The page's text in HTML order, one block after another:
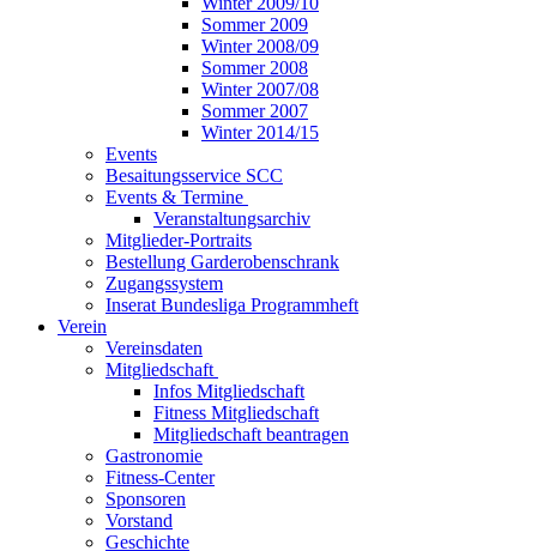
Sommer 2009
Winter 2008/09
Sommer 2008
Winter 2007/08
Sommer 2007
Winter 2014/15
Events
Besaitungsservice SCC
Events & Termine
Veranstaltungsarchiv
Mitglieder-Portraits
Bestellung Garderobenschrank
Zugangssystem
Inserat Bundesliga Programmheft
Verein
Vereinsdaten
Mitgliedschaft
Infos Mitgliedschaft
Fitness Mitgliedschaft
Mitgliedschaft beantragen
Gastronomie
Fitness-Center
Sponsoren
Vorstand
Geschichte